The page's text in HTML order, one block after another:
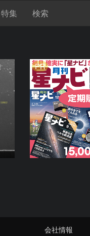
特集 検索
北海道襟裳岬から撮ったオメガ星団 PR
会社情報